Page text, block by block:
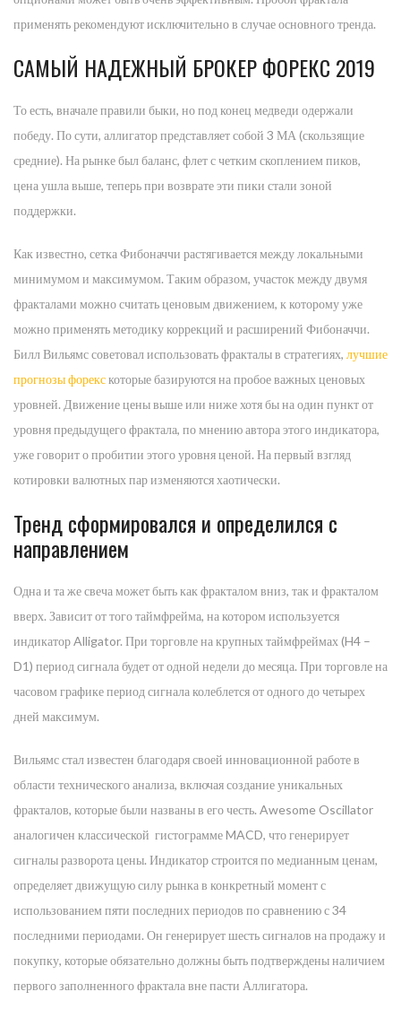
применять рекомендуют исключительно в случае основного тренда.
САМЫЙ НАДЕЖНЫЙ БРОКЕР ФОРЕКС 2019
То есть, вначале правили быки, но под конец медведи одержали
победу. По сути, аллигатор представляет собой 3 МА (скользящие
средние). На рынке был баланс, флет с четким скоплением пиков,
цена ушла выше, теперь при возврате эти пики стали зоной
поддержки.
Как известно, сетка Фибоначчи растягивается между локальными
минимумом и максимумом. Таким образом, участок между двумя
фракталами можно считать ценовым движением, к которому уже
можно применять методику коррекций и расширений Фибоначчи.
Билл Вильямс советовал использовать фракталы в стратегиях, лучшие
прогнозы форекскоторые базируются на пробое важных ценовых
уровней. Движение цены выше или ниже хотя бы на один пункт от
уровня предыдущего фрактала, по мнению автора этого индикатора,
уже говорит о пробитии этого уровня ценой. На первый взгляд
котировки валютных пар изменяются хаотически.
Тренд сформировался и определился с
направлением
Одна и та же свеча может быть как фракталом вниз, так и фракталом
вверх. Зависит от того таймфрейма, на котором используется
индикатор Alligator. При торговле на крупных таймфреймах (H4 –
D1) период сигнала будет от одной недели до месяца. При торговле на
часовом графике период сигнала колеблется от одного до четырех
дней максимум.
Вильямс стал известен благодаря своей инновационной работе в
области технического анализа, включая создание уникальных
фракталов, которые были названы в его честь. Awesome Oscillator
аналогичен классической гистограмме MACD, что генерирует
сигналы разворота цены. Индикатор строится по медианным ценам,
определяет движущую силу рынка в конкретный момент с
использованием пяти последних периодов по сравнению с 34
последними периодами. Он генерирует шесть сигналов на продажу и
покупку, которые обязательно должны быть подтверждены наличием
первого заполненного фрактала вне пасти Аллигатора.